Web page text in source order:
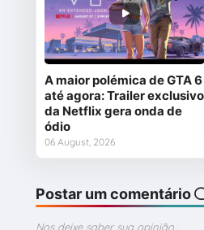
A maior polémica de GTA 6
até agora: Trailer exclusivo
da Netflix gera onda de
ódio
06 August, 2026
Postar um comentário
Nos deixe saber sua opinião...